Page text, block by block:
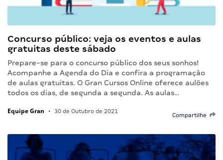
Concurso público: veja os eventos e aulas
gratuitas deste sábado
Prepare-se para o concurso público dos seus sonhos!
Acompanhe a Agenda do Dia e confira a programação
de aulas gratuitas. O Gran Cursos Online oferece aulões
todos os dias, de segunda a segunda. As aulas…
Equipe Gran • 30 de Outubro de 2021
Compartilhe